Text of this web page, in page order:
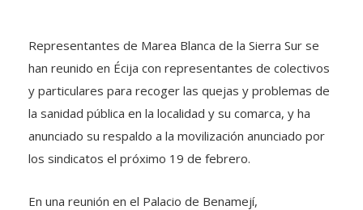
Representantes de Marea Blanca de la Sierra Sur se
han reunido en Écija con representantes de colectivos
y particulares para recoger las quejas y problemas de
la sanidad pública en la localidad y su comarca, y ha
anunciado su respaldo a la movilización anunciado por
los sindicatos el próximo 19 de febrero.
En una reunión en el Palacio de Benamejí,